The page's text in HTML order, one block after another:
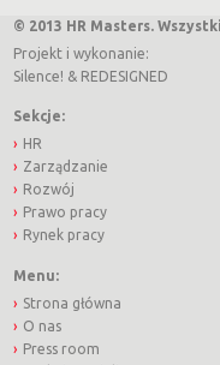
© 2013 HR Masters.
Projekt i wykonanie:
Silence! & REDESIGNED
Sekcje:
HR
Zarządzanie
Rozwój
Prawo pracy
Rynek pracy
Menu:
Strona główna
O nas
Press room